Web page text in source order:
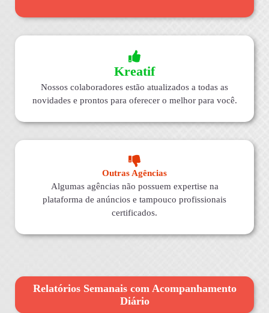
Kreatif
Nossos colaboradores estão atualizados a todas as
novidades e prontos para oferecer o melhor para você.
Outras Agências
Algumas agências não possuem expertise na
plataforma de anúncios e tampouco profissionais
certificados.
Relatórios Semanais com Acompanhamento
Diário